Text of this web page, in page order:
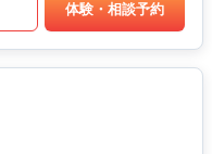
体験・相談予約